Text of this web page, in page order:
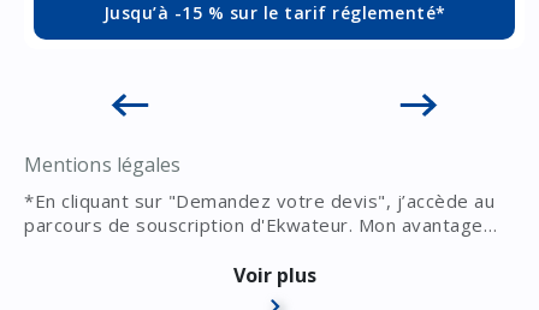
Jusqu’à -15 % sur le tarif réglementé*
Mentions légales
*En cliquant sur "Demandez votre devis", j’accède au
parcours de souscription d'Ekwateur. Mon avantage
remise est automatiquement déduite de ma première
facture d'énergie (hors échéancier, et mensualité).
Voir plus